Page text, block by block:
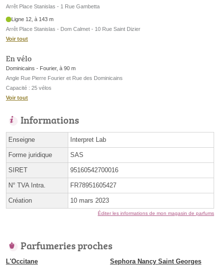
Arrêt Place Stanislas - 1 Rue Gambetta
Ligne 12, à 143 m
Arrêt Place Stanislas - Dom Calmet - 10 Rue Saint Dizier
Voir tout
En vélo
Dominicains - Fourier, à 90 m
Angle Rue Pierre Fourier et Rue des Dominicains
Capacité : 25 vélos
Voir tout
Informations
Enseigne Interpret Lab
Forme juridique SAS
SIRET 95160542700016
N° TVA Intra. FR78951605427
Création 10 mars 2023
Éditer les informations de mon magasin de parfums
Parfumeries proches
L'Occitane
Sephora Nancy Saint Georges